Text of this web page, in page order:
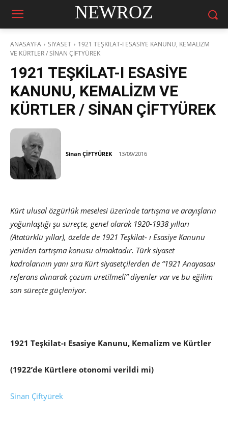
NEWROZ
ANASAYFA SİYASET
1921 TEŞKİLAT-I ESASİYE KANUNU, KEMALİZM
VE KÜRTLER / SİNAN ÇİFTYÜREK
1921 TEŞKİLAT-I ESASİYE
KANUNU, KEMALİZM VE
KÜRTLER / SİNAN ÇİFTYÜREK
Sinan ÇİFTYÜREK 13/09/2016
Kürt ulusal özgürlük meselesi üzerinde tartışma ve arayışların
yoğunlaştığı şu süreçte, genel olarak 1920-1938 yılları
(Atatürklü yıllar), özelde de 1921 Teşkilat- ı Esasiye Kanunu
yeniden tartışma konusu olmaktadır. Türk siyaset
kadrolarının yanı sıra Kürt siyasetçilerden de “1921 Anayasası
referans alınarak çözüm üretilmeli” diyenler var ve bu eğilim
son süreçte güçleniyor.
1921 Teşkilat-ı Esasiye Kanunu, Kemalizm ve Kürtler
(1922’de Kürtlere otonomi verildi mi)
Sinan Çiftyürek